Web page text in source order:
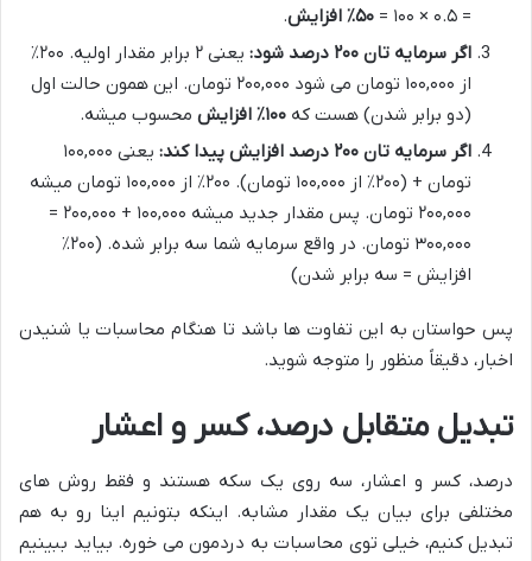
= ۰.۵ × ۱۰۰ =
۵۰٪ افزایش
.
اگر سرمایه تان ۲۰۰ درصد شود:
یعنی ۲ برابر مقدار اولیه. ۲۰۰٪
از ۱۰۰,۰۰۰ تومان می شود ۲۰۰,۰۰۰ تومان. این همون حالت اول
(دو برابر شدن) هست که ۱۰۰٪ افزایش
محسوب میشه.
اگر سرمایه تان ۲۰۰ درصد افزایش پیدا کند:
یعنی ۱۰۰,۰۰۰
تومان + (۲۰۰٪ از ۱۰۰,۰۰۰ تومان). ۲۰۰٪ از ۱۰۰,۰۰۰ تومان میشه
۲۰۰,۰۰۰ تومان. پس مقدار جدید میشه ۱۰۰,۰۰۰ + ۲۰۰,۰۰۰ =
۳۰۰,۰۰۰ تومان. در واقع سرمایه شما سه برابر شده. (۲۰۰٪
افزایش = سه برابر شدن)
پس حواستان به این تفاوت ها باشد تا هنگام محاسبات یا شنیدن
اخبار، دقیقاً منظور را متوجه شوید.
تبدیل متقابل درصد، کسر و اعشار
درصد، کسر و اعشار، سه روی یک سکه هستند و فقط روش های
مختلفی برای بیان یک مقدار مشابه. اینکه بتونیم اینا رو به هم
تبدیل کنیم، خیلی توی محاسبات به دردمون می خوره. بیاید ببینیم